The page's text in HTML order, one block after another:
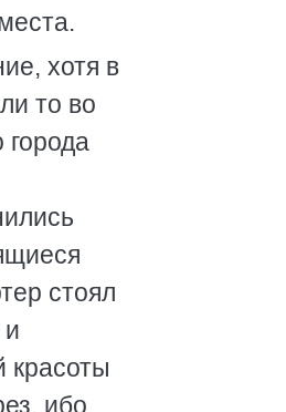
хотя в
то во
города
стоял
красоты
ибо